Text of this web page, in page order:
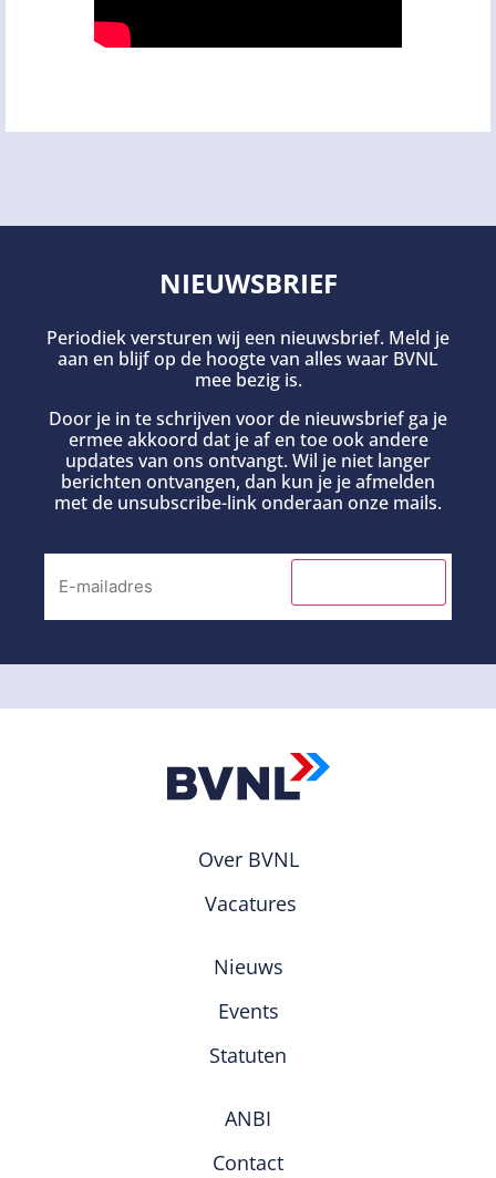
NIEUWSBRIEF
Periodiek versturen wij een nieuwsbrief. Meld je
aan en blijf op de hoogte van alles waar BVNL
mee bezig is.
Door je in te schrijven voor de nieuwsbrief ga je
ermee akkoord dat je af en toe ook andere
updates van ons ontvangt. Wil je niet langer
berichten ontvangen, dan kun je je afmelden
met de unsubscribe-link onderaan onze mails.
Over BVNL
Vacatures
Nieuws
Events
Statuten
ANBI
Contact